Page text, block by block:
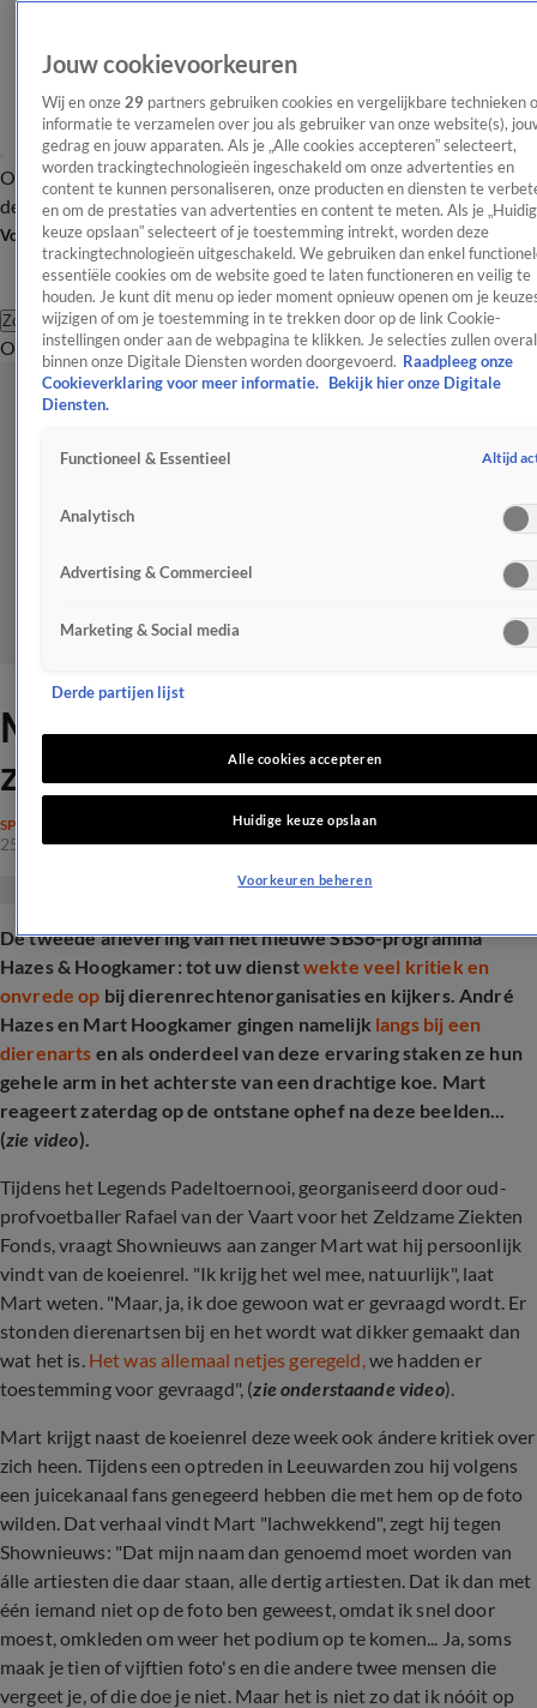
OverzichtAfleveringen Entertainment TV Algemeen
Tip
de redactieNieuwsbrief
Volg Shownieuws
Zoeken
OverzichtEntertainmentSpraakmakendRealityCrimeVideo's
Mart Hoogkamer bijt van
zich af na koeienrel
SPRAAKMAKEND
25 mei 2025, 10:32
De tweede aflevering van het nieuwe SBS6-programma
Hazes & Hoogkamer: tot uw dienstwekte veel kritiek en
onvrede op bij dierenrechtenorganisaties en kijkers. André
Hazes en Mart Hoogkamer gingen namelijk langs bij een
dierenarts en als onderdeel van deze ervaring staken ze hun
gehele arm in het achterste van een drachtige koe. Mart
reageert zaterdag op de ontstane ophef na deze beelden...
(zie video).
Tijdens het Legends Padeltoernooi, georganiseerd door oud-
profvoetballer Rafael van der Vaart voor het Zeldzame Ziekten
Fonds, vraagt Shownieuws aan zanger Mart wat hij persoonlijk
vindt van de koeienrel. "Ik krijg het wel mee, natuurlijk", laat
Mart weten. "Maar, ja, ik doe gewoon wat er gevraagd wordt. Er
stonden dierenartsen bij en het wordt wat dikker gemaakt dan
wat het is. Het was allemaal netjes geregeld,we hadden er
toestemming voor gevraagd", (zie onderstaande video).
Mart krijgt naast de koeienrel deze week ook ándere kritiek over
zich heen. Tijdens een optreden in Leeuwarden zou hij volgens
een juicekanaal fans genegeerd hebben die met hem op de foto
wilden. Dat verhaal vindt Mart "lachwekkend", zegt hij tegen
Shownieuws: "Dat mijn naam dan genoemd moet worden van
álle artiesten die daar staan, alle dertig artiesten. Dat ik dan met
één iemand niet op de foto ben geweest, omdat ik snel door
moest, omkleden om weer het podium op te komen... Ja, soms
maak je tien of vijftien foto's en die andere twee mensen die
vergeet je, of die doe je niet. Maar het is niet zo dat ik nóóit op
Jouw cookievoorkeuren
Wij en onze 29 partners gebruiken cookies en vergelijkbare technieken
informatie te verzamelen over jou als gebruiker van onze website(s),
gedrag en jouw apparaten. Als je „Alle cookies accepteren” selecteert,
worden trackingtechnologieën ingeschakeld om onze advertenties en
content te kunnen personaliseren, onze producten en diensten te
en om de prestaties van advertenties en content te meten. Als je
keuze opslaan” selecteert of je toestemming intrekt, worden deze
trackingtechnologieën uitgeschakeld. We gebruiken dan enkel
essentiële cookies om de website goed te laten functioneren en veilig te
houden. Je kunt dit menu op ieder moment opnieuw openen om je
wijzigen of om je toestemming in te trekken door op de link Cookie-
instellingen onder aan de webpagina te klikken. Je selecties zullen overal
binnen onze Digitale Diensten worden doorgevoerd. Raadpleeg onze
Cookieverklaring voor meer informatie.
Bekijk hier onze Digitale
Diensten.
Functioneel & Essentieel Altijd
Analytisch
Advertising & Commercieel
Marketing & Social media
Derde partijen lijst
Alle cookies accepteren
Huidige keuze opslaan
Voorkeuren beheren